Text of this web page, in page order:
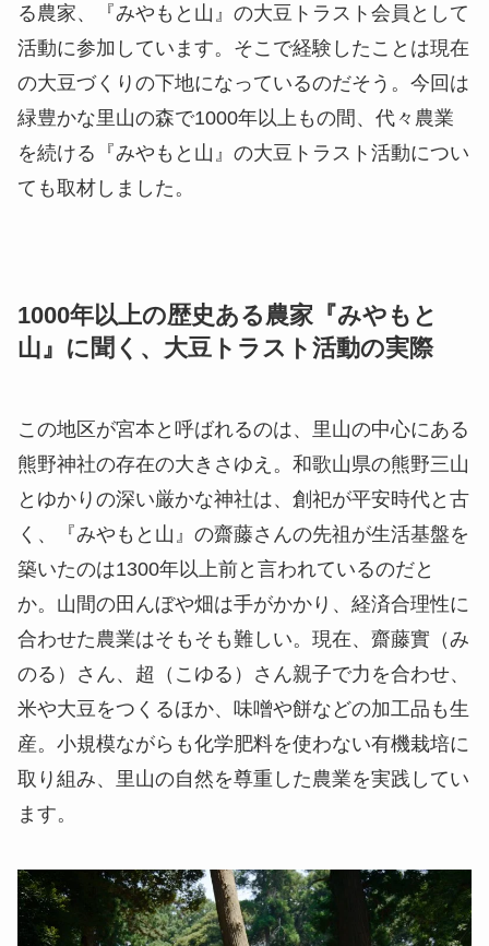
る農家、『みやもと山』の大豆トラスト会員として
活動に参加しています。そこで経験したことは現在
の大豆づくりの下地になっているのだそう。今回は
緑豊かな里山の森で1000年以上もの間、代々農業
を続ける『みやもと山』の大豆トラスト活動につい
ても取材しました。
1000年以上の歴史ある農家『みやもと
山』に聞く、大豆トラスト活動の実際
この地区が宮本と呼ばれるのは、里山の中心にある
熊野神社の存在の大きさゆえ。和歌山県の熊野三山
とゆかりの深い厳かな神社は、創祀が平安時代と古
く、『みやもと山』の齋藤さんの先祖が生活基盤を
築いたのは1300年以上前と言われているのだと
か。山間の田んぼや畑は手がかかり、経済合理性に
合わせた農業はそもそも難しい。現在、齋藤實（み
のる）さん、超（こゆる）さん親子で力を合わせ、
米や大豆をつくるほか、味噌や餅などの加工品も生
産。小規模ながらも化学肥料を使わない有機栽培に
取り組み、里山の自然を尊重した農業を実践してい
ます。